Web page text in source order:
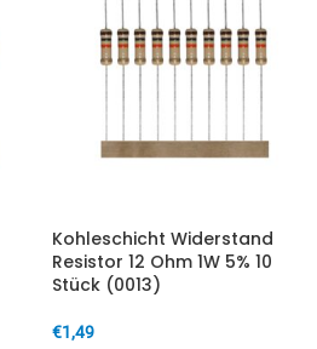
Kohleschicht Widerstand
Resistor 12 Ohm 1W 5% 10
Stück (0013)
€1,49